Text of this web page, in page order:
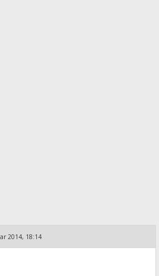
2014, 18:14